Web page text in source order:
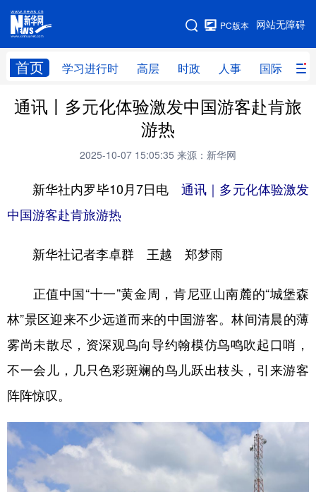
网站无障碍
PC版本
首页 学习进行时 高层 时政 人事 国际 财
网站地图
学习进行时 高层 时政 人事
科技 科创 量子 体育
文化 书画
访谈 视频 图片
食品 人居 信息化 数字经济
学术中国 乡村振兴 银龄 溯源中国
城市 旅游 能源 会展
彩票
一带一路 亚太网 上市公司
文化产业
通讯丨多元化体验激发中国游客赴肯旅
游热
2025-10-07 15:05:35 来源：新华网
新华社内罗毕10月7日电通讯｜多元化体验激发
中国游客赴肯旅游热
新华社记者李卓群 王越 郑梦雨
正值中国“十一”黄金周，肯尼亚山南麓的“城堡森
林”景区迎来不少远道而来的中国游客。林间清晨的薄
雾尚未散尽，资深观鸟向导约翰模仿鸟鸣吹起口哨，
不一会儿，几只色彩斑斓的鸟儿跃出枝头，引来游客
阵阵惊叹。